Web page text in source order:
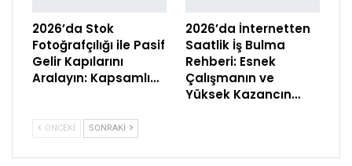
2026’da Stok
Fotoğrafçılığı ile Pasif
Gelir Kapılarını
Aralayın: Kapsamlı…
2026’da İnternetten
Saatlik İş Bulma
Rehberi: Esnek
Çalışmanın ve
Yüksek Kazancın…
ÖNCEKI SONRAKI